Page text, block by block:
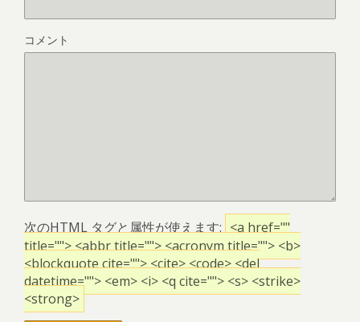
コメント
次のHTML タグと属性が使えます: <a href=""
title=""> <abbr title=""> <acronym title=""> <b>
<blockquote cite=""> <cite> <code> <del
datetime=""> <em> <i> <q cite=""> <s> <strike>
<strong>